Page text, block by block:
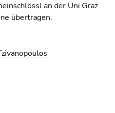
an der Uni Graz
übertragen.